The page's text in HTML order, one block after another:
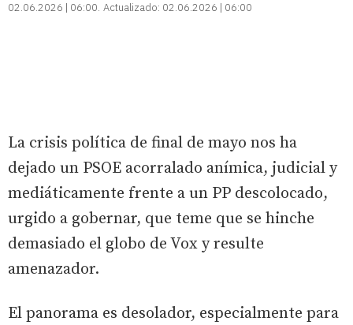
02.06.2026 | 06:00 Actualizado: 02.06.2026 | 06:00
La crisis política de final de mayo nos ha
dejado un PSOE acorralado anímica, judicial y
mediáticamente frente a un PP descolocado,
urgido a gobernar, que teme que se hinche
demasiado el globo de Vox y resulte
amenazador.
El panorama es desolador, especialmente para